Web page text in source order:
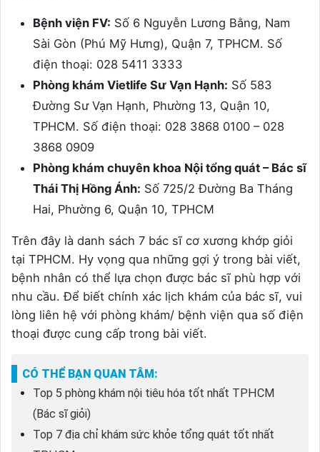
Bệnh viện FV: Số 6 Nguyễn Lương Bằng, Nam
Sài Gòn (Phú Mỹ Hưng), Quận 7, TPHCM. Số
điện thoại: 028 5411 3333
Phòng khám Vietlife Sư Vạn Hạnh: Số 583
Đường Sư Vạn Hạnh, Phường 13, Quận 10,
TPHCM. Số điện thoại: 028 3868 0100 – 028
3868 0909
Phòng khám chuyên khoa Nội tổng quát – Bác sĩ
Thái Thị Hồng Ánh: Số 725/2 Đường Ba Tháng
Hai, Phường 6, Quận 10, TPHCM
Trên đây là danh sách 7 bác sĩ cơ xương khớp giỏi
tại TPHCM. Hy vọng qua những gợi ý trong bài viết,
bệnh nhân có thể lựa chọn được bác sĩ phù hợp với
nhu cầu. Để biết chính xác lịch khám của bác sĩ, vui
lòng liên hệ với phòng khám/ bệnh viện qua số điện
thoại được cung cấp trong bài viết.
CÓ THỂ BẠN QUAN TÂM:
Top 5 phòng khám nội tiêu hóa tốt nhất TPHCM
(Bác sĩ giỏi)
Top 7 địa chỉ khám sức khỏe tổng quát tốt nhất